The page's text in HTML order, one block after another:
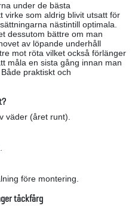
under de bästa
virke som aldrig blivit utsatt för
nästintill optimala.
dessutom bättre om man
av löpande underhåll
mot röta vilket också förlänger
måla en sista gång innan man
praktiskt och
väder (året runt).
före montering.
täckfärg